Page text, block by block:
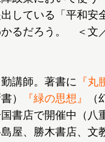
している「平和安
るだろう。 ＜文
講師。著書に 『丸
） 『緑の思想』
書店で開催中（八
屋、勝木書店、文